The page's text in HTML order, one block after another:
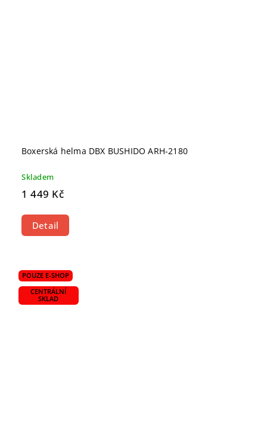
Boxerská helma DBX BUSHIDO ARH-2180
Skladem
1 449 Kč
Detail
POUZE E-SHOP
CENTRÁLNÍ
SKLAD